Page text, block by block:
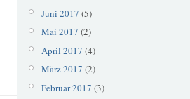
Juni 2017 (5)
Mai 2017 (2)
April 2017 (4)
März 2017 (2)
Februar 2017 (3)